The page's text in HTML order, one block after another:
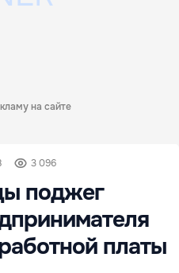
на сайте
3 096
поджег
платы